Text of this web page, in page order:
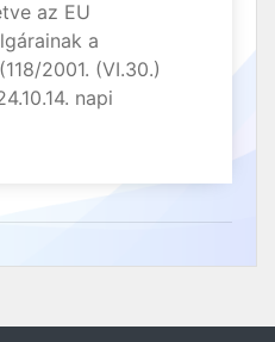
az EU
a
2001. (VI.30.)
napi